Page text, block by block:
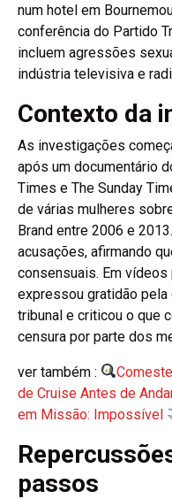
num hotel em
conferência do Partido
incluem agressões
indústria televisiva e
Contexto da
As investigações
após um documentário
Times e The Sunday
de várias mulheres
Brand entre 2006 e
acusações, afirmando
consensuais. Em
expressou gratidão
tribunal e criticou o que
censura por parte dos
ver também :
de Cruise Antes de
em Missão: Impossível
passos